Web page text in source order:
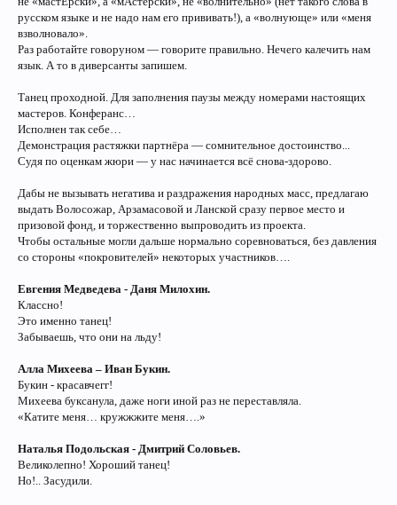
русском языке и не надо нам его прививать!), а «волнующе» или «меня
взволновало».
Раз работайте говоруном — говорите правильно. Нечего калечить нам
язык. А то в диверсанты запишем.
Танец проходной. Для заполнения паузы между номерами настоящих
мастеров. Конферанс…
Исполнен так себе…
Демонстрация растяжки партнёра — сомнительное достоинство...
Судя по оценкам жюри — у нас начинается всё снова-здорово.
Дабы не вызывать негатива и раздражения народных масс, предлагаю
выдать Волосожар, Арзамасовой и Ланской сразу первое место и
призовой фонд, и торжественно выпроводить из проекта.
Чтобы остальные могли дальше нормально соревноваться, без давления
со стороны «покровителей» некоторых участников….
Евгения Медведева - Даня Милохин.
Классно!
Это именно танец!
Забываешь, что они на льду!
Алла Михеева – Иван Букин.
Букин - красавчегг!
Михеева буксанула, даже ноги иной раз не переставляла.
«Катите меня… кружжжите меня….»
Наталья Подольская - Дмитрий Соловьев.
Великолепно! Хороший танец!
Но!.. Засудили.